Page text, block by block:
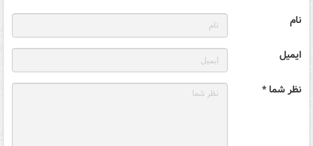
نام
ایمیل
نظر شما *